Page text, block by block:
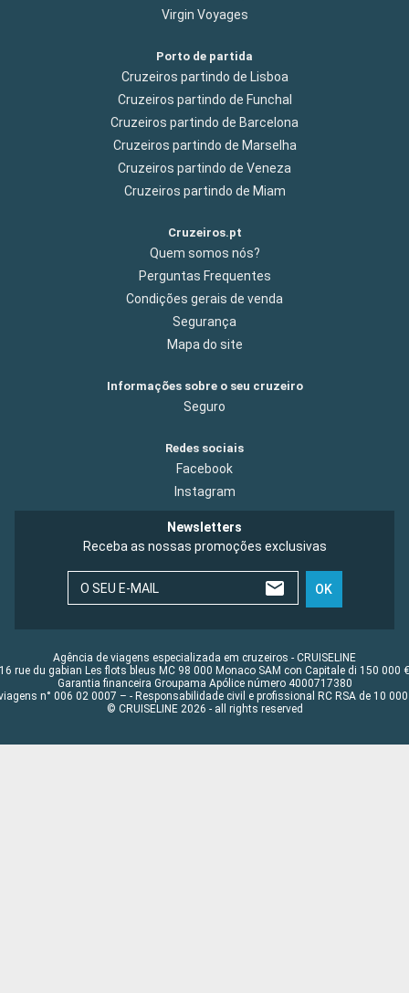
Virgin Voyages
Porto de partida
Cruzeiros partindo de Lisboa
Cruzeiros partindo de Funchal
Cruzeiros partindo de Barcelona
Cruzeiros partindo de Marselha
Cruzeiros partindo de Veneza
Cruzeiros partindo de Miam
Cruzeiros.pt
Quem somos nós?
Perguntas Frequentes
Condições gerais de venda
Segurança
Mapa do site
Informações sobre o seu cruzeiro
Seguro
Redes sociais
Facebook
Instagram
Newsletters
Receba as nossas promoções exclusivas
O SEU E-MAIL OK
Agência de viagens especializada em cruzeiros - CRUISELINE
16 rue du gabian Les flots bleus MC 98 000 Monaco SAM con Capitale di 150 000 €
Garantia financeira Groupama Apólice número 4000717380
n° 006 02 0007 – - Responsabilidade civil e profissional RC RSA de 10 000
© CRUISELINE 2026 - all rights reserved